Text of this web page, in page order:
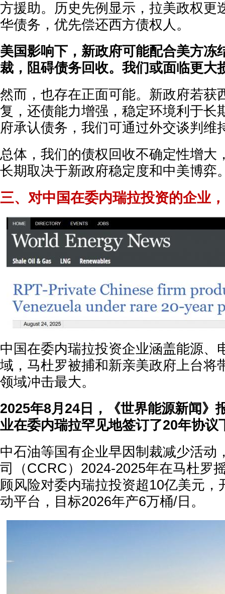
方援助。历史先例显示，拉美政权更
华债务，优先偿还西方债权人。
美国影响下，新政府可能配合美方冻
裁，阻碍债务回收。我们或面临更大
然而，也存在正面可能。新政府若获
复，还债能力增强，稳定环境利于长
府承认债务，我们可通过外交谈判维
总体，我们的债权回收不确定性增大
长期取决于新政府稳定度和中美博弈
三、对中国在委内瑞拉投资的企业
中国在委内瑞拉投资企业涵盖能源、
域，马杜罗被捕和新亲美政府上台将
领域冲击最大。
2025年8月24日，《世界能源新闻》
业在委内瑞拉罕见地签订了20年协议
中石油等国有企业早因制裁减少活动
司（CCRC）2024-2025年在马杜罗
顾风险对委内瑞拉投资超10亿美元，
动平台，目标2026年产6万桶/日。